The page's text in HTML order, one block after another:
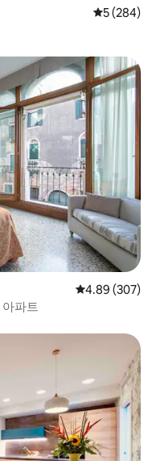
평점 5점(5
5 (284)
평점 4.89점(5
4.89 (307)
파트